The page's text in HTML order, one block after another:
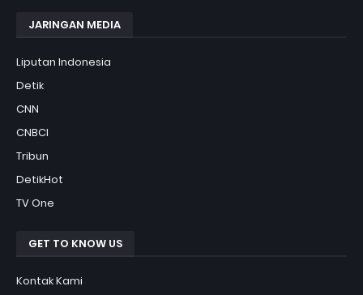
JARINGAN MEDIA
Liputan Indonesia
Detik
CNN
CNBCI
Tribun
DetikHot
TV One
GET TO KNOW US
Kontak Kami